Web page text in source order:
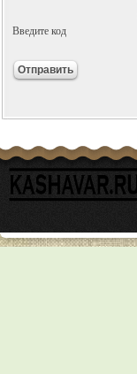
Введите код